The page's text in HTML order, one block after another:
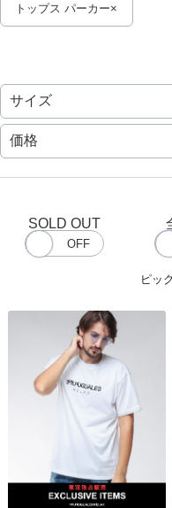
トップス パーカー
サイズ
価格
SOLD OUT
ピッ